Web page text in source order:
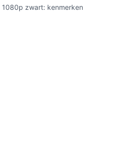
zwart: kenmerken